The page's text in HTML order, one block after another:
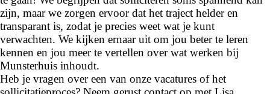
zijn, maar we zorgen ervoor dat het traject helder en
transparant is, zodat je precies weet wat je kunt
verwachten. We kijken ernaar uit om jou beter te leren
kennen en jou meer te vertellen over wat werken bij
Munsterhuis inhoudt.
Heb je vragen over een van onze vacatures of het